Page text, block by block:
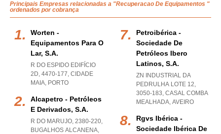
Principais Empresas relacionadas a "Recuperacao De Equipamentos "
ordenados por cobrança
Worten -
Equipamentos Para O
Lar, S.a.
R DO ESPIDO EDIFÍCIO
2D, 4470-177, CIDADE
MAIA, PORTO
Alcapetro - Petróleos
E Derivados, S.a.
R DO MARUJO, 2380-220,
BUGALHOS ALCANENA,
Petroibérica -
Sociedade De
Petróleos Ibero
Latinos, S.a.
ZN INDUSTRIAL DA
PEDRULHA LOTE 12,
3050-183, CASAL COMBA
MEALHADA, AVEIRO
Rgvs Ibérica -
Sociedade Ibérica De